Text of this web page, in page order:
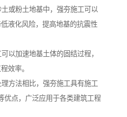
或粉土地基中，强夯施工可以
液化风险，提高地基的抗震性
以加速地基土体的固结过程，
效率。
方法相比，强夯施工具有施工
优点，广泛应用于各类建筑工程